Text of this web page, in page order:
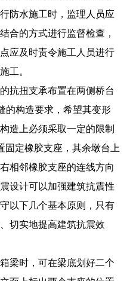
防水施工时，监理人员应
合的方式进行监督检查，
应及时责令施工人员进行
工。
抗扭支承布置在两侧桥台
的构造要求，希望其变形
造上必须采取一定的限制
固定橡胶支座，其余墩台上
相邻橡胶支座的连线方向
设计可以加强建筑抗震性
以下几个基本原则，只有
切实地提高建筑抗震效
梁时，可在梁底划好二个